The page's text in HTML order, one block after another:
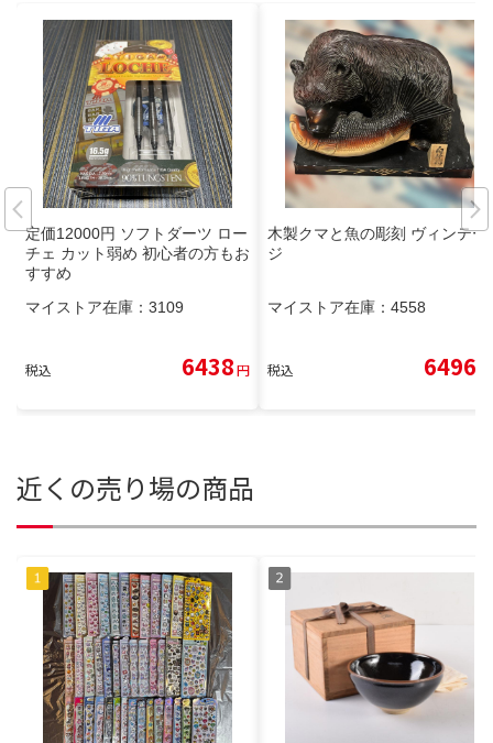
定価12000円 ソフトダーツ ロー
チェ カット弱め 初心者の方もお
すすめ
マイストア在庫： 3109
税込 6438円
木製クマと魚の彫刻 ヴィンテー
ジ
マイストア在庫： 4558
税込 6496
近くの売り場の商品